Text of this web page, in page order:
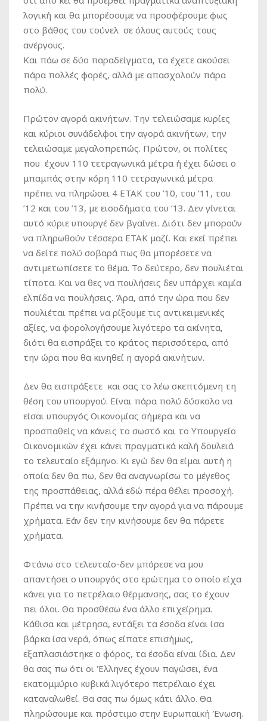
λογική και θα μπορέσουμε να προσφέρουμε φως
στο βάθος του τούνελ σε όλους αυτούς τους
ανέργους.
Και πάω σε δύο παραδείγματα, τα έχετε ακούσει
πάρα πολλές φορές, αλλά με απασχολούν πάρα
πολύ.
Πρώτον αγορά ακινήτων. Την τελειώσαμε κυρίες
και κύριοι συνάδελφοι την αγορά ακινήτων, την
τελειώσαμε μεγαλοπρεπώς. Πρώτον, οι πολίτες
που έχουν 110 τετραγωνικά μέτρα ή έχει δώσει ο
μπαμπάς στην κόρη 110 τετραγωνικά μέτρα
πρέπει να πληρώσει 4 ΕΤΑΚ του ’10, του ’11, του
’12 και του ’13, με εισοδήματα του ’13. Δεν γίνεται
αυτό κύριε υπουργέ δεν βγαίνει. Διότι δεν μπορούν
να πληρωθούν τέσσερα ΕΤΑΚ μαζί. Και εκεί πρέπει
να δείτε πολύ σοβαρά πως θα μπορέσετε να
αντιμετωπίσετε το θέμα. Το δεύτερο, δεν πουλιέται
τίποτα. Και να θες να πουλήσεις δεν υπάρχει καμία
ελπίδα να πουλήσεις. Άρα, από την ώρα που δεν
πουλιέται πρέπει να ρίξουμε τις αντικειμενικές
αξίες, να φορολογήσουμε λιγότερο τα ακίνητα,
διότι θα εισπράξει το κράτος περισσότερα, από
την ώρα που θα κινηθεί η αγορά ακινήτων.
Δεν θα εισπράξετε και σας το λέω σκεπτόμενη τη
θέση του υπουργού. Είναι πάρα πολύ δύσκολο να
είσαι υπουργός Οικονομίας σήμερα και να
προσπαθείς να κάνεις το σωστό και το Υπουργείο
Οικονομικών έχει κάνει πραγματικά καλή δουλειά
το τελευταίο εξάμηνο. Κι εγώ δεν θα είμαι αυτή η
οποία δεν θα πω, δεν θα αναγνωρίσω το μέγεθος
της προσπάθειας, αλλά εδώ πέρα θέλει προσοχή.
Πρέπει να την κινήσουμε την αγορά για να πάρουμε
χρήματα. Εάν δεν την κινήσουμε δεν θα πάρετε
χρήματα.
Φτάνω στο τελευταίο-δεν μπόρεσε να μου
απαντήσει ο υπουργός στο ερώτημα το οποίο είχα
κάνει για το πετρέλαιο θέρμανσης, σας το έχουν
πει όλοι. Θα προσθέσω ένα άλλο επιχείρημα.
Κάθισα και μέτρησα, εντάξει τα έσοδα είναι ίσα
βάρκα ίσα νερά, όπως είπατε επισήμως,
εξαπλασιάστηκε ο φόρος, τα έσοδα είναι ίδια. Δεν
θα σας πω ότι οι Έλληνες έχουν παγώσει, ένα
εκατομμύριο κυβικά λιγότερο πετρέλαιο έχει
καταναλωθεί. Θα σας πω όμως κάτι άλλο. Θα
πληρώσουμε και πρόστιμο στην Ευρωπαϊκή Ένωση.